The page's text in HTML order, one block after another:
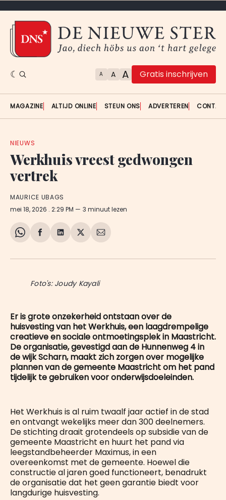
A A A Gratis inschrijven
MAGAZINE ALTIJD ONLINE STEUN ONS ADVERTEREN
NIEUWS
Werkhuis vreest gedwongen
vertrek
MAURICE UBAGS
mei 18, 2026 . 2:29 PM 3 minuut lezen
Share
WhatsApp
Delen
Facebook
Delen
LinkedIn
Share
X
Deel
E-
Foto's: Joudy Kayali
Er is grote onzekerheid ontstaan over de
huisvesting van het Werkhuis, een laagdrempelige
creatieve en sociale ontmoetingsplek in Maastricht.
De organisatie, gevestigd aan de Hunnenweg 4 in
de wijk Scharn, maakt zich zorgen over mogelijke
plannen van de gemeente Maastricht om het pand
tijdelijk te gebruiken voor onderwijsdoeleinden.
Het Werkhuis is al ruim twaalf jaar actief in de stad
en ontvangt wekelijks meer dan 300 deelnemers.
De stichting draait grotendeels op subsidie van de
gemeente Maastricht en huurt het pand via
leegstandbeheerder Maximus, in een
overeenkomst met de gemeente. Hoewel die
constructie al jaren goed functioneert, benadrukt
de organisatie dat het geen garantie biedt voor
langdurige huisvesting.